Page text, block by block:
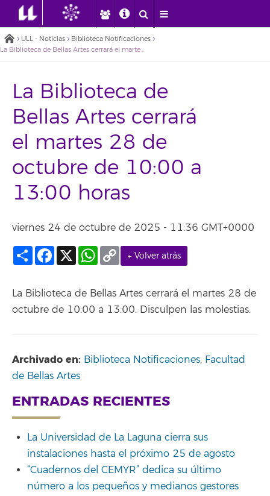
ULL - Noticias
Biblioteca Notificaciones
La Biblioteca de Bellas Artes cerrará el martes 28 de octubre de 10:00 a 13:00 horas
La Biblioteca de
Bellas Artes cerrará
el martes 28 de
octubre de 10:00 a
13:00 horas
viernes 24 de octubre de 2025 - 11:36 GMT+0000
← Volver atrás
Compartir
Facebook
X WhatsApp
Copy
Link
La Biblioteca de Bellas Artes cerrará el martes 28 de
octubre de 10:00 a 13:00. Disculpen las molestias.
Archivado en: Biblioteca Notificaciones, Facultad
de Bellas Artes
ENTRADAS RECIENTES
La Universidad de La Laguna cierra sus
instalaciones hasta el próximo 25 de agosto
“Cuadernos del CEMYR” dedica su último
número a los pequeños y medianos gestores